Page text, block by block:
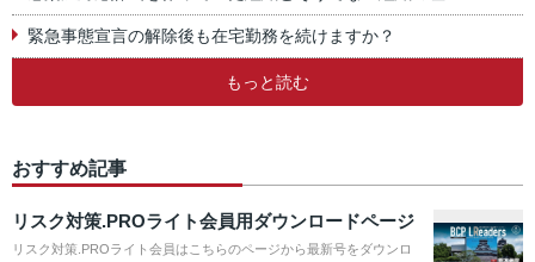
緊急事態宣言の解除後も在宅勤務を続けますか？
もっと読む
おすすめ記事
リスク対策.PROライト会員用ダウンロードページ
リスク対策.PROライト会員はこちらのページから最新号をダウンロ